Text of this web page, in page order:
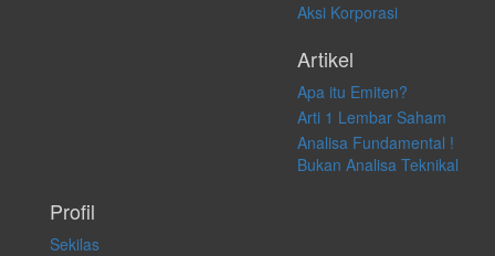
Aksi Korporasi
Artikel
Apa itu Emiten?
Arti 1 Lembar Saham
Analisa Fundamental !
Bukan Analisa Teknikal
Profil
Sekilas